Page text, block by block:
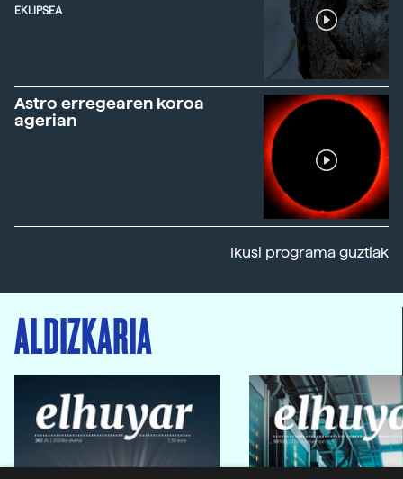
EKLIPSEA
Astro erregearen koroa
agerian
Ikusi programa guztiak
ALDIZKARIA